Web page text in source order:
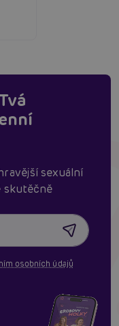
sexuální
skutěčně
osobních údajů